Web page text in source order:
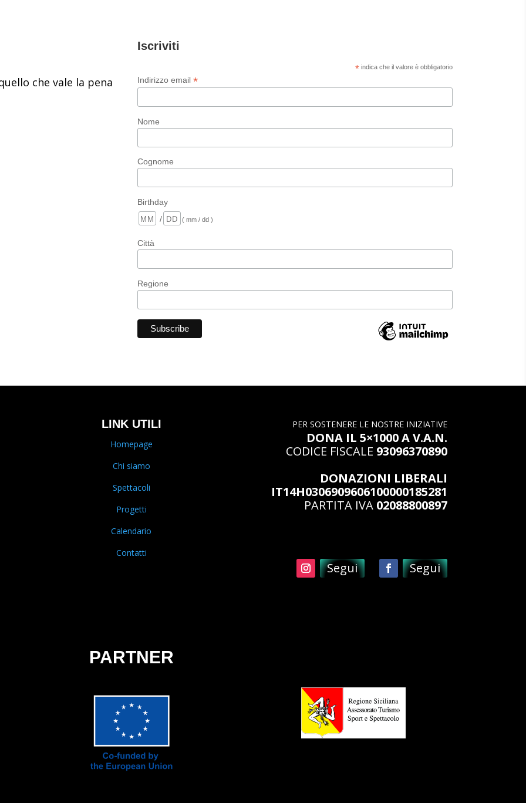
che vale la pena
Iscriviti
* indica che il valore è obbligatorio
Indirizzo email *
Nome
Cognome
Birthday
/
( mm / dd )
Città
Regione
LINK UTILI
Homepage
Chi siamo
Spettacoli
Progetti
Calendario
Contatti
PER SOSTENERE LE NOSTRE INIZIATIVE
DONA IL 5×1000 A V.A.N.
CODICE FISCALE 93096370890
DONAZIONI LIBERALI
IT14H0306909606100000185281
PARTITA IVA 02088800897
Segui Segui
PARTNER